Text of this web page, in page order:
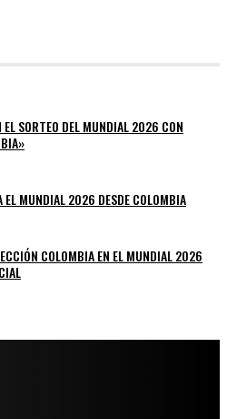
SORTEO DEL MUNDIAL 2026 CON
EL MUNDIAL 2026 DESDE COLOMBIA
COLOMBIA EN EL MUNDIAL 2026